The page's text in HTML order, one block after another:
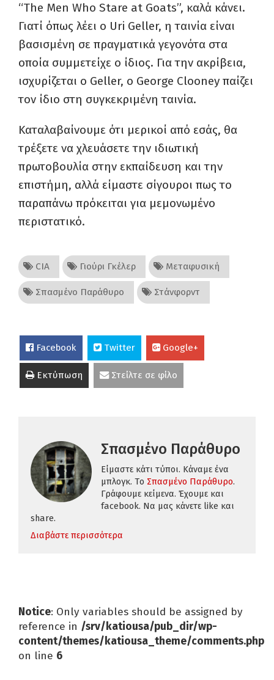
“The Men Who Stare at Goats”, καλά κάνει.
Γιατί όπως λέει ο Uri Geller, η ταινία είναι
βασισμένη σε πραγματικά γεγονότα στα
οποία συμμετείχε ο ίδιος. Για την ακρίβεια,
ισχυρίζεται ο Geller, ο George Clooney παίζει
τον ίδιο στη συγκεκριμένη ταινία.
Καταλαβαίνουμε ότι μερικοί από εσάς, θα
τρέξετε να χλευάσετε την ιδιωτική
πρωτοβουλία στην εκπαίδευση και την
επιστήμη, αλλά είμαστε σίγουροι πως το
παραπάνω πρόκειται για μεμονωμένο
περιστατικό.
CIA Γιούρι Γκέλερ Μεταφυσική
Σπασμένο Παράθυρο Στάνφορντ
Facebook Twitter Google+
Εκτύπωση Στείλτε σε φίλο
Σπασμένο Παράθυρο
Είμαστε κάτι τύποι. Κάναμε ένα
μπλογκ. Tο Σπασμένο Παράθυρο.
Γράφουμε κείμενα. Έχουμε και
facebook. Να μας κάνετε like και
share.
Διαβάστε περισσότερα
Notice: Only variables should be assigned by
reference in /srv/katiousa/pub_dir/wp-
content/themes/katiousa_theme/comments.php
on line 6